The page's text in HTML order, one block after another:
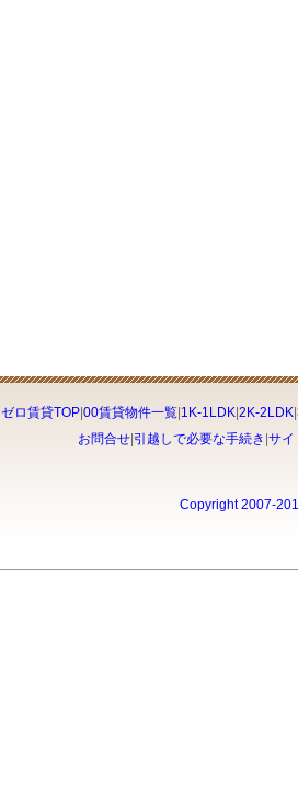
ゼロ賃貸TOP| 00賃貸物件一覧| 1K-1LDK| 2K-2LDK|
お問合せ 引越しで必要な手続き サイ
Copyright 2007-